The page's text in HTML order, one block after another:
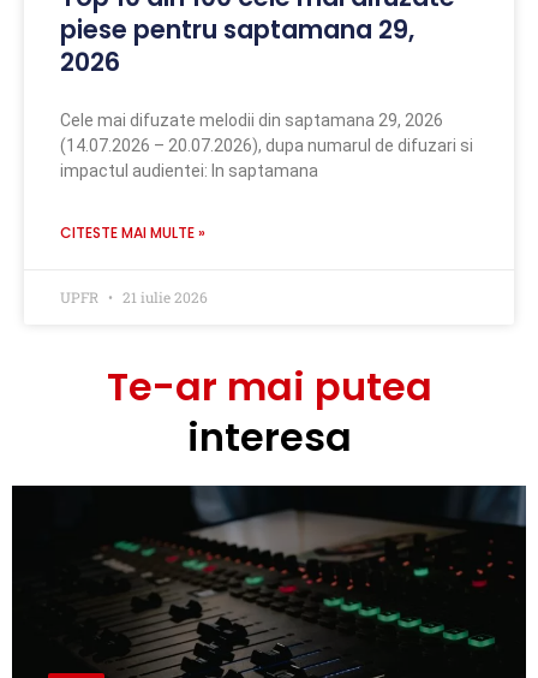
piese pentru saptamana 29,
2026
Cele mai difuzate melodii din saptamana 29, 2026
(14.07.2026 – 20.07.2026), dupa numarul de difuzari si
impactul audientei: In saptamana
CITESTE MAI MULTE »
UPFR 21 iulie 2026
Te-ar mai putea
interesa